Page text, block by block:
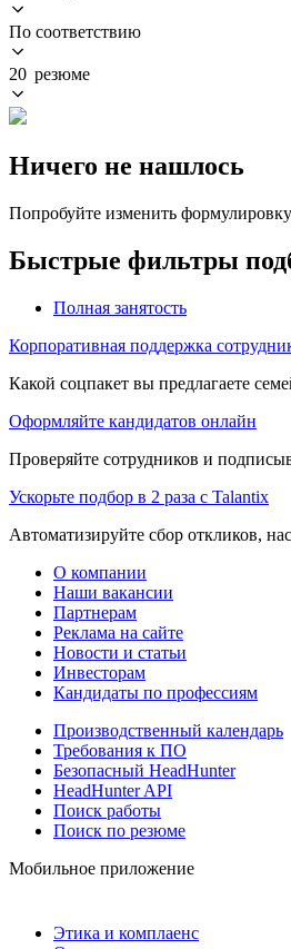
По соответствию
20 резюме
Ничего не нашлось
Попробуйте изменить
Быстрые фильтры
Полная занятость
Корпоративная поддержка
Какой соцпакет вы предлагаете
Оформляйте кандидатов онлайн
Проверяйте сотрудников и
Ускорьте подбор в 2 раза с Talantix
Автоматизируйте сбор откликов,
О компании
Наши вакансии
Партнерам
Реклама на сайте
Новости и статьи
Инвесторам
Кандидаты по профессиям
Производственный календарь
Требования к ПО
Безопасный HeadHunter
HeadHunter API
Поиск работы
Поиск по резюме
Мобильное приложение
Этика и комплаенс